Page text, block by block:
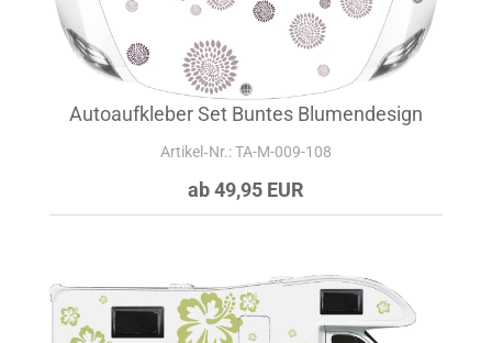
Autoaufkleber Set Buntes Blumendesign
Artikel‑Nr.: TA-M-009-108
ab 49,95 EUR